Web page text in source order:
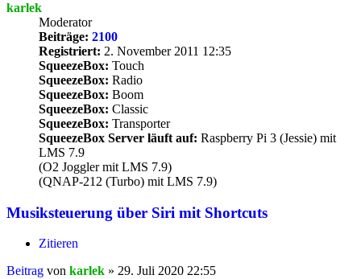
karlek
Moderator
Beiträge: 2100
Registriert: 2. November 2011 12:35
SqueezeBox: Touch
SqueezeBox: Radio
SqueezeBox: Boom
SqueezeBox: Classic
SqueezeBox: Transporter
SqueezeBox Server läuft auf: Raspberry Pi 3 (Jessie) mit
LMS 7.9
(O2 Joggler mit LMS 7.9)
(QNAP-212 (Turbo) mit LMS 7.9)
Musiksteuerung über Siri mit Shortcuts
Zitieren
Beitrag von karlek » 29. Juli 2020 22:55